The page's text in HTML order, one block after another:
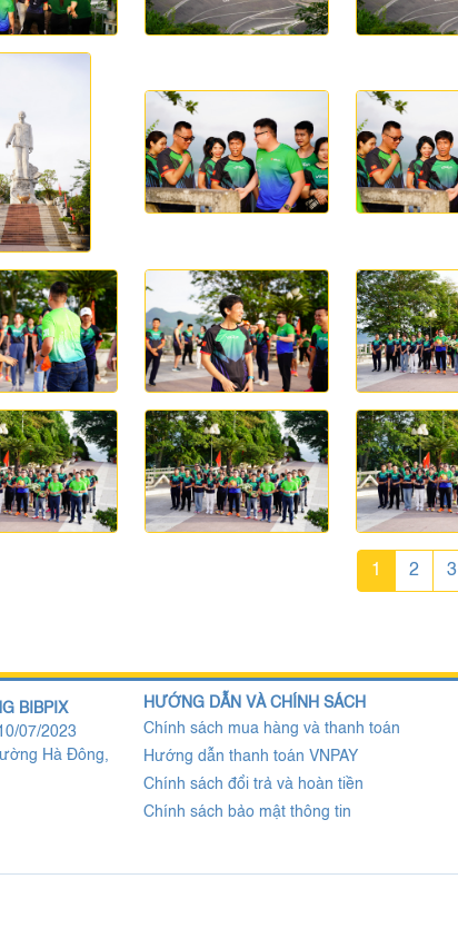
1 2 3
BIBPIX
07/2023
Hà Đông,
HƯỚNG DẪN VÀ CHÍNH SÁCH
Chính sách mua hàng và thanh toán
Hướng dẫn thanh toán VNPAY
Chính sách đổi trả và hoàn tiền
Chính sách bảo mật thông tin